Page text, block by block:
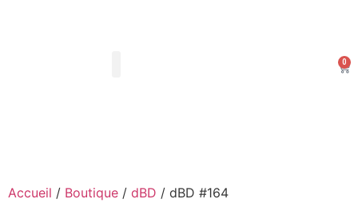
0
Accueil / Boutique / dBD / dBD #164